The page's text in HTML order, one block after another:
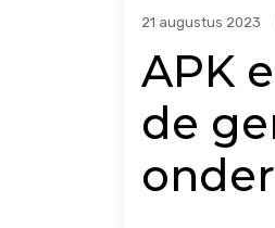
21 augustus 2023
APK
de